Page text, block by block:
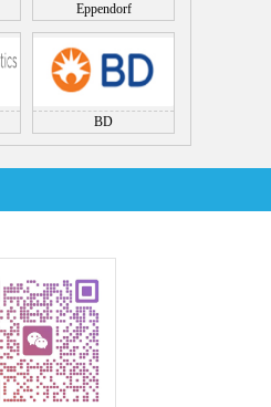
Eppendorf
BD